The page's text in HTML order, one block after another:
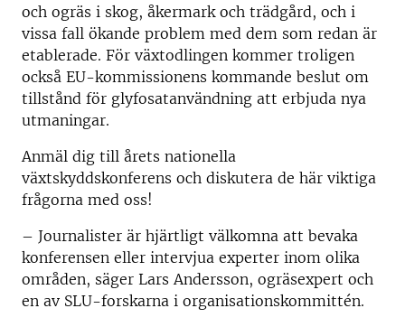
och ogräs i skog, åkermark och trädgård, och i
vissa fall ökande problem med dem som redan är
etablerade. För växtodlingen kommer troligen
också EU-kommissionens kommande beslut om
tillstånd för glyfosatanvändning att erbjuda nya
utmaningar.
Anmäl dig till årets nationella
växtskyddskonferens och diskutera de här viktiga
frågorna med oss!
– Journalister är hjärtligt välkomna att bevaka
konferensen eller intervjua experter inom olika
områden, säger Lars Andersson, ogräsexpert och
en av SLU-forskarna i organisationskommittén.